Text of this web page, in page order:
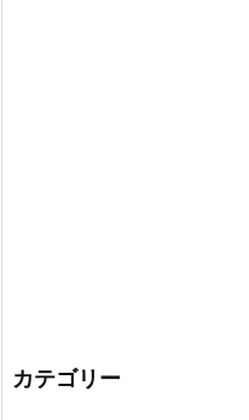
カテゴリー